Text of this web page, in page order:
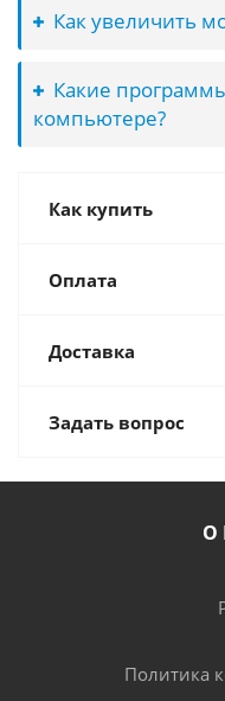
Как увеличить
Какие
компьютере?
Как купить
Оплата
Доставка
Задать вопрос
О
Политика